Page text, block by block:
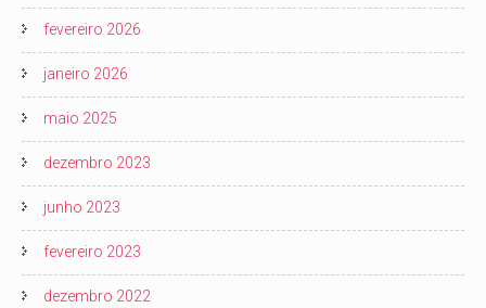
fevereiro 2026
janeiro 2026
maio 2025
dezembro 2023
junho 2023
fevereiro 2023
dezembro 2022